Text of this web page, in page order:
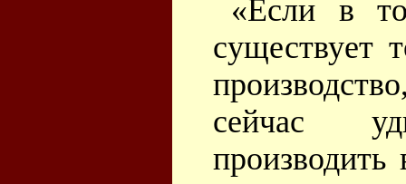
«Если в
существует
сейчас